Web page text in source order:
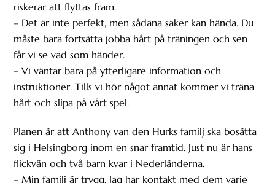
riskerar att flyttas fram.
– Det är inte perfekt, men sådana saker kan hända. Du
måste bara fortsätta jobba hårt på träningen och sen
får vi se vad som händer.
– Vi väntar bara på ytterligare information och
instruktioner. Tills vi hör något annat kommer vi träna
hårt och slipa på vårt spel.
Planen är att Anthony van den Hurks familj ska bosätta
sig i Helsingborg inom en snar framtid. Just nu är hans
flickvän och två barn kvar i Nederländerna.
– Min familj är trygg. Jag har kontakt med dem varje